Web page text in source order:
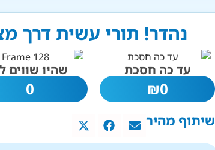
נהדר! תורי עשית דרך
עד כה חסכת
0
₪
שהיו שווים
0
שיתוף מהיר